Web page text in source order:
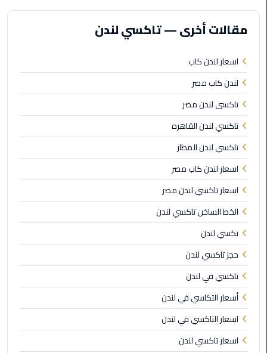
القاهرة
ليموزين
السخنة
ليموزين
مطار
سفنكس
ليموزين
القاهرة
اسكندرية
ليموزين
مطار
برج
العرب
ليموزين
المطار
الخط
الساخن
مقالات أخرى — تاكسي لندن
اسعار لندن كاب
لندن كاب مصر
تاكسى لندن مصر
تاكسي لندن القاهره
تاكسي لندن المطار
اسعار لندن كاب مصر
اسعار تاكسي لندن مصر
الخط الساخن تاكسي لندن
تكسي لندن
حجز تاكسي لندن
تاكسي في لندن
أسعار التكاسي في لندن
اسعار التاكسي في لندن
اسعار تاكسي لندن